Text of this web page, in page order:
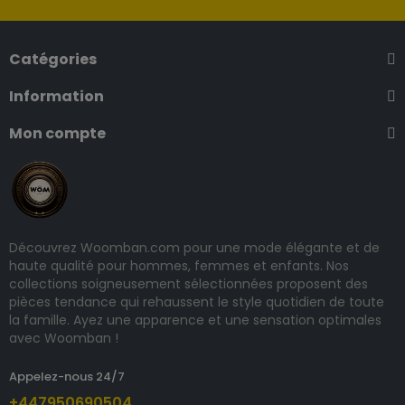
Catégories
Information
Mon compte
Découvrez Woomban.com pour une mode élégante et de
haute qualité pour hommes, femmes et enfants. Nos
collections soigneusement sélectionnées proposent des
pièces tendance qui rehaussent le style quotidien de toute
la famille. Ayez une apparence et une sensation optimales
avec Woomban !
Appelez-nous 24/7